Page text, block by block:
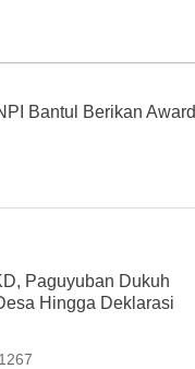
Bantul Berikan Award
Paguyuban Dukuh
Hingga Deklarasi
1267